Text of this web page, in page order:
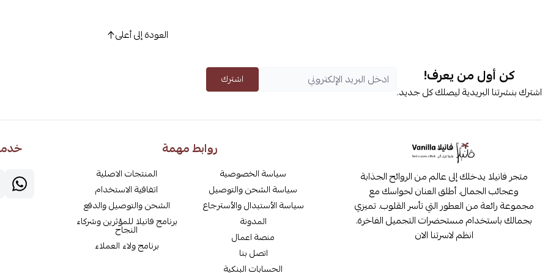
العودة إلى أعلى
كن أول من يعرف!
اشترك بنشرتنا البريدية ليصلك كل جديد.
اشترك
متجر فانيلا يدخلك إلى عالم من الروائح الجذابة
وعجائب الجمال. أطلق العنان لحواسك مع
مجموعة رائعة من العطور التي تأسر القلوب. تميزي
بجمالك باستخدام مستحضرات التجميل الفاخرة.
انظم لاسرتنا الان
روابط مهمة
سياسة الخصوصية
سياسة الشحن والتوصيل
سياسة الأستبدال والأسترجاع
المدونة
منصة اعمال
اتصل بنا
الحسابات البنكية
المنتجات الاصلية
اتفاقية الاستخدام
الشحن والتوصيل والدفع
برنامج فانيلا للمؤثرين وشركاء
النجاح
برنامج ولاء العملاء